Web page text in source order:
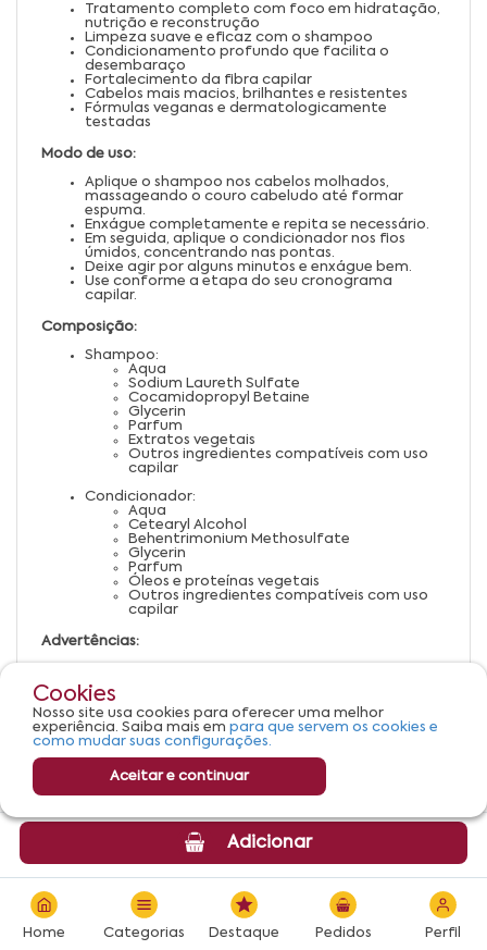
Adicionar
Tratamento completo com foco em hidratação,
nutrição e reconstrução
Limpeza suave e eficaz com o shampoo
Condicionamento profundo que facilita o
desembaraço
Fortalecimento da fibra capilar
Cabelos mais macios, brilhantes e resistentes
Fórmulas veganas e dermatologicamente
testadas
Modo de uso:
Aplique o shampoo nos cabelos molhados,
massageando o couro cabeludo até formar
espuma.
Enxágue completamente e repita se necessário.
Em seguida, aplique o condicionador nos fios
úmidos, concentrando nas pontas.
Deixe agir por alguns minutos e enxágue bem.
Use conforme a etapa do seu cronograma
capilar.
Composição:
Shampoo:
Aqua
Sodium Laureth Sulfate
Cocamidopropyl Betaine
Glycerin
Parfum
Extratos vegetais
Outros ingredientes compatíveis com uso
capilar
Condicionador:
Aqua
Cetearyl Alcohol
Behentrimonium Methosulfate
Glycerin
Parfum
Óleos e proteínas vegetais
Outros ingredientes compatíveis com uso
capilar
Advertências:
Evite contato com os olhos. Em caso de contato,
enxágue abundantemente.
Suspenda o uso em caso de irritação ou alergia.
Mantenha fora do alcance de crianças.
Armazene em local fresco, seco e ao abrigo da
luz.
Cookies
Nosso site usa cookies para oferecer uma melhor
experiência. Saiba mais em para que servem os cookies e
como mudar suas configurações.
Aceitar e continuar
Home Categorias Destaque Pedidos Perfil